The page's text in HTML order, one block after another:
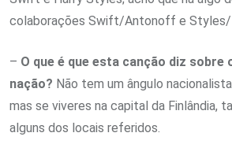
colaborações Swift/Antonoff e Styles/
– O que é que esta canção diz sobre
nação? Não tem um ângulo
mas se viveres na capital da Finlândia,
alguns dos locais referidos.